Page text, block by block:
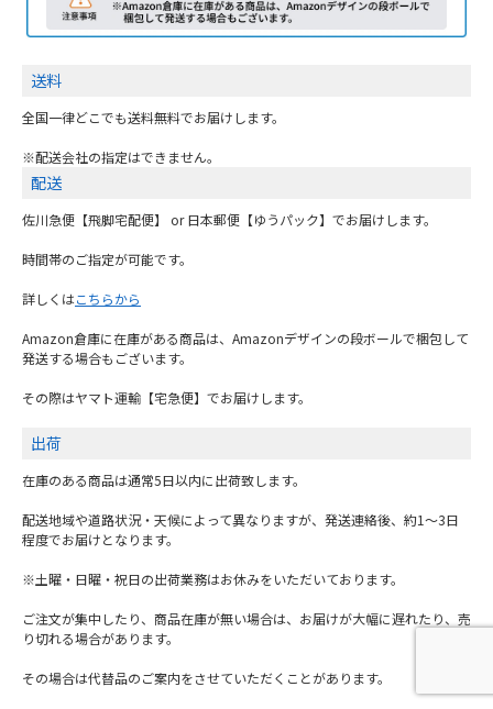
送料
全国一律どこでも送料無料でお届けします。
※配送会社の指定はできません。
配送
佐川急便【飛脚宅配便】 or 日本郵便【ゆうパック】でお届けします。
時間帯のご指定が可能です。
詳しくはこちらから
Amazon倉庫に在庫がある商品は、Amazonデザインの段ボールで梱包して
発送する場合もございます。
その際はヤマト運輸【宅急便】でお届けします。
出荷
在庫のある商品は通常5日以内に出荷致します。
配送地域や道路状況・天候によって異なりますが、発送連絡後、約1～3日
程度でお届けとなります。
※土曜・日曜・祝日の出荷業務はお休みをいただいております。
ご注文が集中したり、商品在庫が無い場合は、お届けが大幅に遅れたり、売
り切れる場合があります。
その場合は代替品のご案内をさせていただくことがあります。